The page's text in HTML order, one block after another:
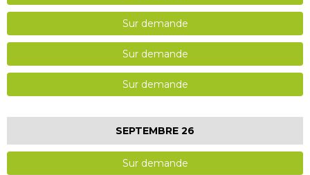
Sur demande
Sur demande
Sur demande
SEPTEMBRE 26
Sur demande